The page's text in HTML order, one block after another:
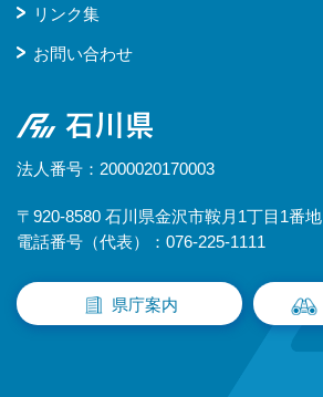
リンク集
お問い合わせ
石川県
法人番号：2000020170003
〒920-8580 石川県金沢市鞍月1丁目1番地
電話番号（代表）：076-225-1111
県庁案内